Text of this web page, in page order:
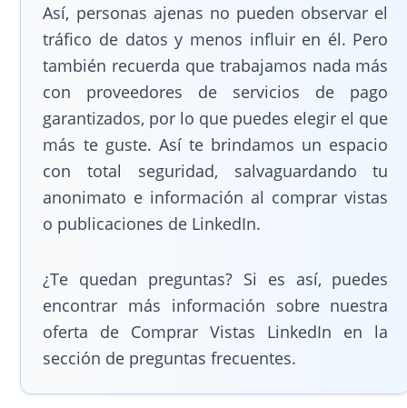
Así, personas ajenas no pueden observar el
tráfico de datos y menos influir en él. Pero
también recuerda que trabajamos nada más
con proveedores de servicios de pago
garantizados, por lo que puedes elegir el que
más te guste. Así te brindamos un espacio
con total seguridad, salvaguardando tu
anonimato e información al comprar vistas
o publicaciones de LinkedIn.
¿Te quedan preguntas? Si es así, puedes
encontrar más información sobre nuestra
oferta de Comprar Vistas LinkedIn en la
sección de preguntas frecuentes.